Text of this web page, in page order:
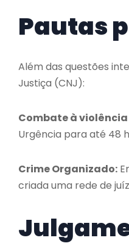
Pautas
Além das questões
Justiça (CNJ):
Combate à
Urgência para até 48
Crime Organizado:
criada uma rede de